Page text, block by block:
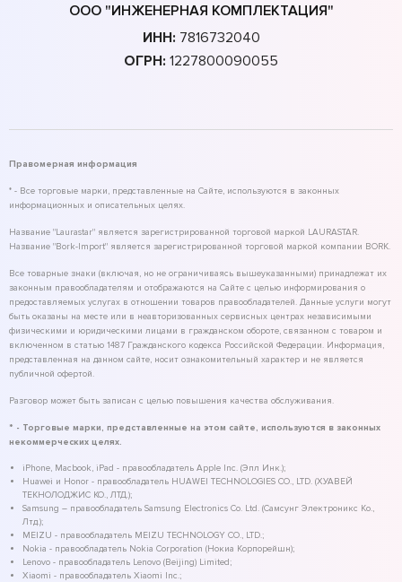
ООО "ИНЖЕНЕРНАЯ КОМПЛЕКТАЦИЯ"
ИНН: 7816732040
ОГРН: 1227800090055
Правомерная информация
* - Все торговые марки, представленные на Сайте, используются в законных
информационных и описательных целях.
Название "Laurastar" является зарегистрированной торговой маркой LAURASTAR.
Название "Bork-Import" является зарегистрированной торговой маркой компании BORK.
Все товарные знаки (включая, но не ограничиваясь вышеуказанными) принадлежат их
законным правообладателям и отображаются на Сайте с целью информирования о
предоставляемых услугах в отношении товаров правообладателей. Данные услуги могут
быть оказаны на месте или в неавторизованных сервисных центрах независимыми
физическими и юридическими лицами в гражданском обороте, связанном с товаром и
включенном в статью 1487 Гражданского кодекса Российской Федерации. Информация,
представленная на данном сайте, носит ознакомительный характер и не является
публичной офертой.
Разговор может быть записан с целью повышения качества обслуживания.
* - Торговые марки, представленные на этом сайте, используются в законных
некоммерческих целях.
iPhone, Macbook, iPad - правообладатель Apple Inc. (Эпл Инк.);
Huawei и Honor - правообладатель HUAWEI TECHNOLOGIES CO., LTD. (ХУАВЕЙ
ТЕКНОЛОДЖИС КО., ЛТД.);
Samsung – правообладатель Samsung Electronics Co. Ltd. (Самсунг Электроникс Ко.,
Лтд.);
MEIZU - правообладатель MEIZU TECHNOLOGY CO., LTD.;
Nokia - правообладатель Nokia Corporation (Нокиа Корпорейшн);
Lenovo - правообладатель Lenovo (Beijing) Limited;
Xiaomi - правообладатель Xiaomi Inc.;